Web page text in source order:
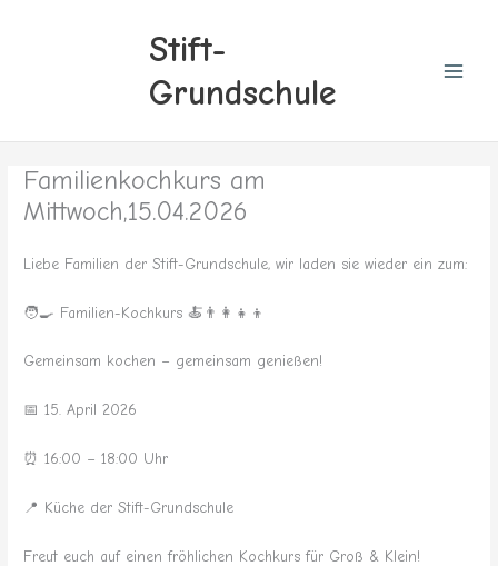
Stift-
Grundschule
Familienkochkurs am
Mittwoch,15.04.2026
Liebe Familien der Stift-Grundschule, wir laden sie wieder ein zum:
🧑‍🍳 Familien-Kochkurs 🍝👨‍👩‍👧‍👦
Gemeinsam kochen – gemeinsam genießen!
📅 15. April 2026
⏰ 16:00 – 18:00 Uhr
📍 Küche der Stift-Grundschule
Freut euch auf einen fröhlichen Kochkurs für Groß & Klein!